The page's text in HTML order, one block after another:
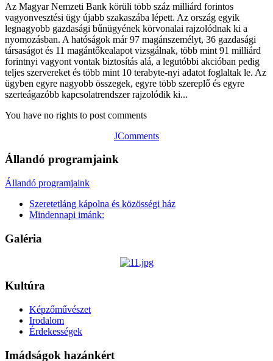
Az Magyar Nemzeti Bank körüli több száz milliárd forintos
vagyonvesztési ügy újabb szakaszába lépett. Az ország egyik
legnagyobb gazdasági bűnügyének körvonalai rajzolódnak ki a
nyomozásban. A hatóságok már 97 magánszemélyt, 36 gazdasági
társaságot és 11 magántőkealapot vizsgálnak, több mint 91 milliárd
forintnyi vagyont vontak biztosítás alá, a legutóbbi akcióban pedig
teljes szervereket és több mint 10 terabyte-nyi adatot foglaltak le. Az
ügyben egyre nagyobb összegek, egyre több szereplő és egyre
szerteágazóbb kapcsolatrendszer rajzolódik ki...
You have no rights to post comments
JComments
Állandó programjaink
Állandó programjaink
Szeretetláng kápolna és közösségi ház
Mindennapi imánk:
Galéria
Kultúra
Képzőművészet
Irodalom
Érdekességek
Imádságok hazánkért